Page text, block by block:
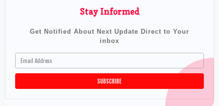
Stay Informed
Get Notified About Next Update Direct to Your
inbox